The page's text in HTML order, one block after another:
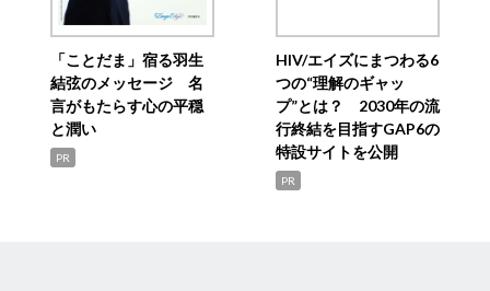
「ことだま」宿る羽生
結弦のメッセージ 名
言がもたらす心の平穏
と潤い
PR
HIV/エイズにまつわる6
つの“理解のギャッ
プ”とは？ 2030年の流
行終結を目指すGAP6の
特設サイトを公開
PR